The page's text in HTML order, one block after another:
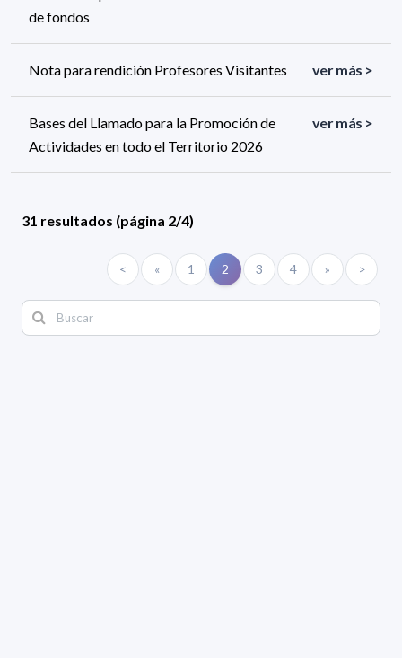
de fondos
Nota para rendición Profesores Visitantes ver más >
Bases del Llamado para la Promoción de
Actividades en todo el Territorio 2026
ver más >
31 resultados (página 2/4)
< « 1 2 3 4 » >